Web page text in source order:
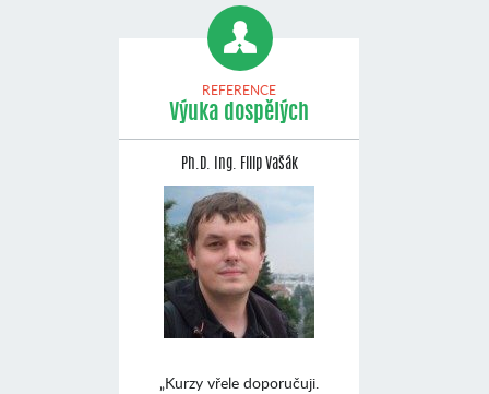
REFERENCE
Výuka dospělých
Ph.D. Ing. Filip Vašák
„Kurzy vřele doporučuji.